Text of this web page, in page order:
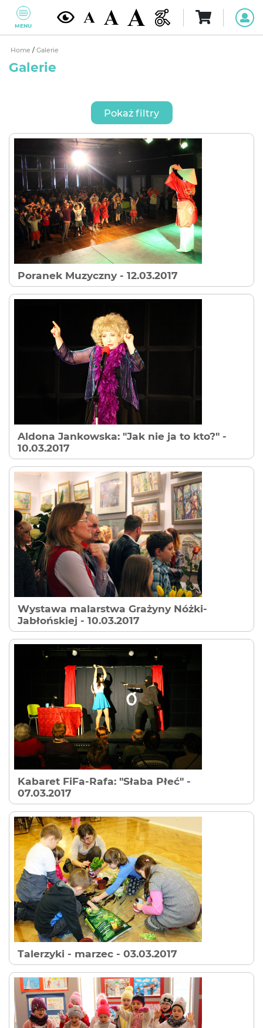
MENU
Home / Galerie
Galerie
Pokaż filtry
Poranek Muzyczny - 12.03.2017
Aldona Jankowska: "Jak nie ja to kto?" -
10.03.2017
Wystawa malarstwa Grażyny Nóżki-
Jabłońskiej - 10.03.2017
Kabaret FiFa-Rafa: "Słaba Płeć" -
07.03.2017
Talerzyki - marzec - 03.03.2017